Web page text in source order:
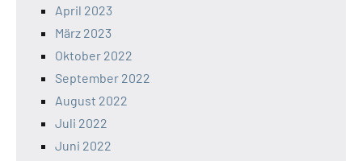
April 2023
März 2023
Oktober 2022
September 2022
August 2022
Juli 2022
Juni 2022